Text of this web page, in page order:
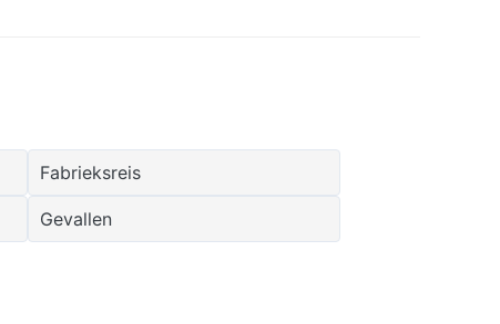
Fabrieksreis
Gevallen